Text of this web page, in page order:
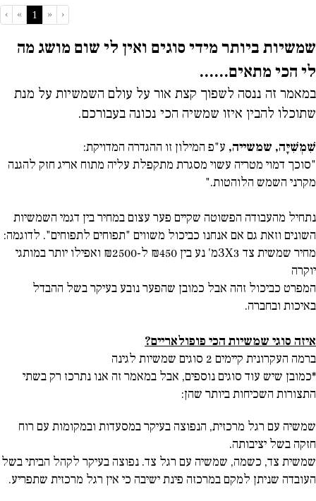
‹
«
1
(current)
»
›
שמשיות ביותר מידי סוגים ואין לי שום מושג מה
לי הכי מתאים......
במאמר זה ננסה לשפוך קצת אור על עולם השמשיות על מנת
שתוכלו להבין איזו שמשיה הכי נכונה בעבורכם.
שִׁמְשִׁיָּה, שמשייה, ע"פ המילון זו ההגדרה המדויקת:
"סוכך דמוי מטריה עשוי מסגרת מתקפלת עליה מתוח אריג חזק להגנה
מקרני השמש הלוהטות."
נתחיל מהעבודה הפשוטה שקיים פער עצום במחיר בין דגמי השמשיות
השונים וזאת גם אם אנחנו כביכול משווים "תפוחים לתפוחים". לדוגמה:
מחיר שמשית צד 3 X
3מ' נע בין ₪450 ל-₪2500 ואפילו יותר במותגי
יוקרה
המפרט כביכול זהה אבל כמובן שהפער נובע בעיקר בשל ההבדל
באיכות ובחברה.
איזה סוגי שמשיות הכי פופולאריים?
ברמה העקרונית קיימים 2 סוגים שמשיות לגינה
*כמובן שיש עוד סוגים נוספים, אבל במאמר זה אנו נתרכז רק בשתי
התצורות השכיחות ביותר שהן:
שמשיה עם רגל מרכזית, הנפוצה בעיקר במסעדות ובמקומות עם רוח
חזקה בשל יציבותה.
שמשית צד, כשמה, שמשיה עם רגל צד. נפוצה בעיקר לקהל הביתי בשל
העובדה שניתן למקם במרכזה פינת ישיבה כי אין רגל מרכזית שתפריע.